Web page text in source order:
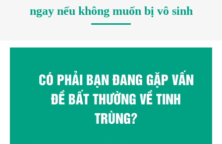
ngay nếu không muốn bị vô sinh
CÓ PHẢI BẠN ĐANG GẶP VẤN
ĐỀ BẤT THƯỜNG VỀ TINH
TRÙNG?